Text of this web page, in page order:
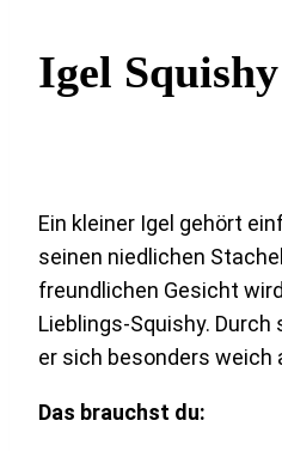
Igel
Ein kleiner Igel gehört
seinen niedlichen
freundlichen Gesicht
Lieblings-Squishy.
er sich besonders weich
Das brauchst du: